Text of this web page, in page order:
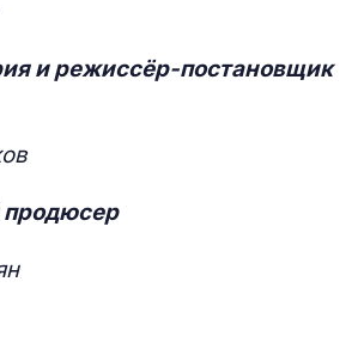
и режиссёр-постановщик